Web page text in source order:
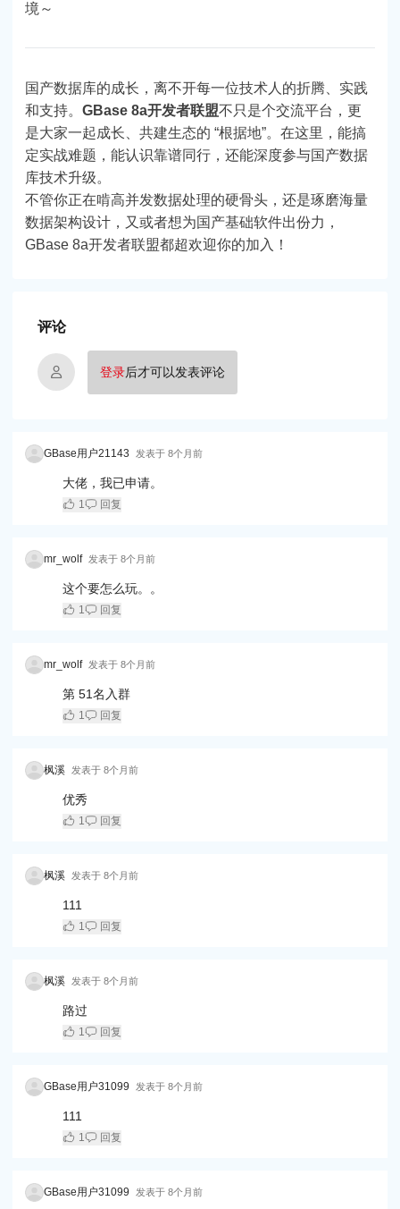
境～
国产数据库的成长，离不开每一位技术人的折腾、实践
和支持。 GBase 8a开发者联盟不只是个交流平台，更
是大家一起成长、共建生态的 “根据地”。在这里，能搞
定实战难题，能认识靠谱同行，还能深度参与国产数据
库技术升级。
不管你正在啃高并发数据处理的硬骨头，还是琢磨海量
数据架构设计，又或者想为国产基础软件出份力，
GBase 8a开发者联盟都超欢迎你的加入！
评论
登录后才可以发表评论
GBase用户21143 发表于 8个月前
大佬，我已申请。
1 回复
mr_wolf 发表于 8个月前
这个要怎么玩。。
1 回复
mr_wolf 发表于 8个月前
第 51名入群
1 回复
枫溪 发表于 8个月前
优秀
1 回复
枫溪 发表于 8个月前
111
1 回复
枫溪 发表于 8个月前
路过
1 回复
GBase用户31099 发表于 8个月前
111
1 回复
GBase用户31099 发表于 8个月前